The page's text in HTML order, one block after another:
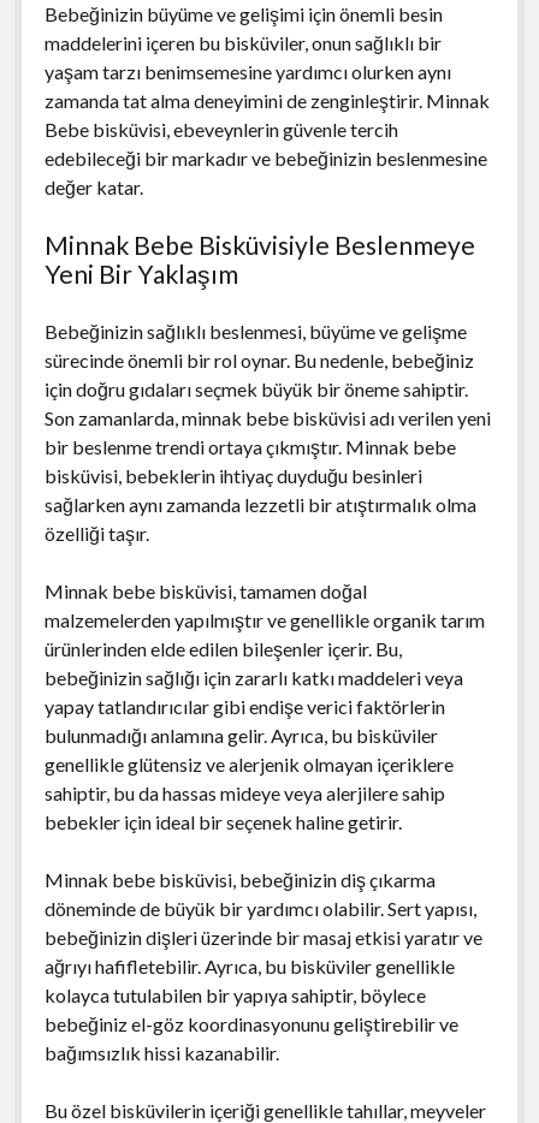
Bebeğinizin büyüme ve gelişimi için önemli besin
maddelerini içeren bu bisküviler, onun sağlıklı bir
yaşam tarzı benimsemesine yardımcı olurken aynı
zamanda tat alma deneyimini de zenginleştirir. Minnak
Bebe bisküvisi, ebeveynlerin güvenle tercih
edebileceği bir markadır ve bebeğinizin beslenmesine
değer katar.
Minnak Bebe Bisküvisiyle Beslenmeye
Yeni Bir Yaklaşım
Bebeğinizin sağlıklı beslenmesi, büyüme ve gelişme
sürecinde önemli bir rol oynar. Bu nedenle, bebeğiniz
için doğru gıdaları seçmek büyük bir öneme sahiptir.
Son zamanlarda, minnak bebe bisküvisi adı verilen yeni
bir beslenme trendi ortaya çıkmıştır. Minnak bebe
bisküvisi, bebeklerin ihtiyaç duyduğu besinleri
sağlarken aynı zamanda lezzetli bir atıştırmalık olma
özelliği taşır.
Minnak bebe bisküvisi, tamamen doğal
malzemelerden yapılmıştır ve genellikle organik tarım
ürünlerinden elde edilen bileşenler içerir. Bu,
bebeğinizin sağlığı için zararlı katkı maddeleri veya
yapay tatlandırıcılar gibi endişe verici faktörlerin
bulunmadığı anlamına gelir. Ayrıca, bu bisküviler
genellikle glütensiz ve alerjenik olmayan içeriklere
sahiptir, bu da hassas mideye veya alerjilere sahip
bebekler için ideal bir seçenek haline getirir.
Minnak bebe bisküvisi, bebeğinizin diş çıkarma
döneminde de büyük bir yardımcı olabilir. Sert yapısı,
bebeğinizin dişleri üzerinde bir masaj etkisi yaratır ve
ağrıyı hafifletebilir. Ayrıca, bu bisküviler genellikle
kolayca tutulabilen bir yapıya sahiptir, böylece
bebeğiniz el-göz koordinasyonunu geliştirebilir ve
bağımsızlık hissi kazanabilir.
Bu özel bisküvilerin içeriği genellikle tahıllar, meyveler